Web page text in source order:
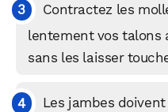
Contractez les
lentement vos talons
sans les laisser
Les jambes